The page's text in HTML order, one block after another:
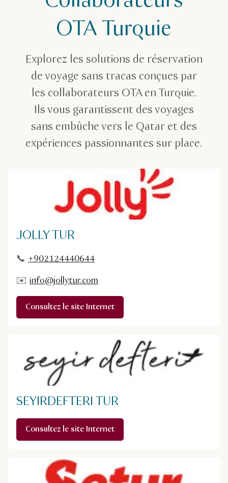
Collaborateurs OTA TurquieOTA Turquie
Explorez les solutions de réservation
de voyage sans tracas conçues par
les collaborateurs OTA en Turquie.
Ils vous garantissent des voyages
sans embûche vers le Qatar et des
expériences passionnantes sur place.
JOLLY TUR
📞 +902124440644
✉️ info@jollytur.com
Consultez le site Internet
SEYIRDEFTERI TUR
Consultez le site Internet